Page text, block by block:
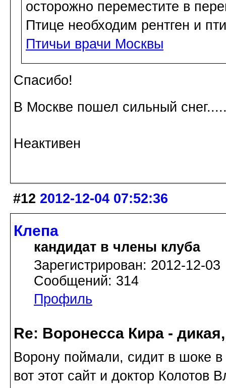
осторожно переместите в
Птице необходим рентген и
Птичьи врачи Москвы
Спасибо!
В Москве пошел сильный
Неактивен
#12 2012-12-04 07:52:36
Клепа
кандидат в члены клуба
Зарегистрирован: 2012-12-03
Сообщений: 314
Профиль
Re: Воронесса Кира -
Ворону поймали, сидит в шоке
вот этот сайт и доктор Колотов